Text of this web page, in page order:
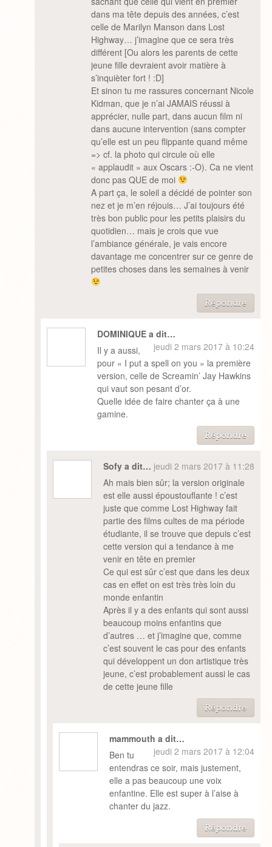
dans ma tête depuis des années, c’est
celle de Marilyn Manson dans Lost
Highway… j’imagine que ce sera très
différent [Ou alors les parents de cette
jeune fille devraient avoir matière à
s’inquièter fort ! :D]
Et sinon tu me rassures concernant Nicole
Kidman, que je n’ai JAMAIS réussi à
apprécier, nulle part, dans aucun film ni
dans aucune intervention (sans compter
qu’elle est un peu flippante quand même
=> cf. la photo qui circule où elle
« applaudit » aux Oscars :-O). Ca ne vient
donc pas QUE de moi
A part ça, le soleil a décidé de pointer son
nez et je m’en réjouis… J’ai toujours été
très bon public pour les petits plaisirs du
quotidien… mais je crois que vue
l’ambiance générale, je vais encore
davantage me concentrer sur ce genre de
petites choses dans les semaines à venir
Répondre
DOMINIQUE a dit…
jeudi 2 mars 2017 à 10:24
Il y a aussi,
pour « I put a spell on you » la première
version, celle de Screamin’ Jay Hawkins
qui vaut son pesant d’or.
Quelle idée de faire chanter ça à une
gamine.
Répondre
Sofy a dit… jeudi 2 mars 2017 à 11:28
Ah mais bien sûr; la version originale
est elle aussi époustouflante ! c’est
juste que comme Lost Highway fait
partie des films cultes de ma période
étudiante, il se trouve que depuis c’est
cette version qui a tendance à me
venir en tête en premier
Ce qui est sûr c’est que dans les deux
cas en effet on est très très loin du
monde enfantin
Après il y a des enfants qui sont aussi
beaucoup moins enfantins que
d’autres … et j’imagine que, comme
c’est souvent le cas pour des enfants
qui développent un don artistique très
jeune, c’est probablement aussi le cas
de cette jeune fille
Répondre
mammouth a dit…
jeudi 2 mars 2017 à 12:04
Ben tu
entendras ce soir, mais justement,
elle a pas beaucoup une voix
enfantine. Elle est super à l’aise à
chanter du jazz.
Répondre